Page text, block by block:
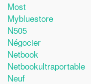
Most
Mybluestore
N505
Négocier
Netbook
Netbookultraportable
Neuf